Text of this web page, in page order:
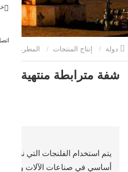
إنتاج المنتجات المطروقات
شفة مترابطة منتهية
يتم استخدام الفلنجات التي نقوم
أساسي في صناعات الآلات والمعدات